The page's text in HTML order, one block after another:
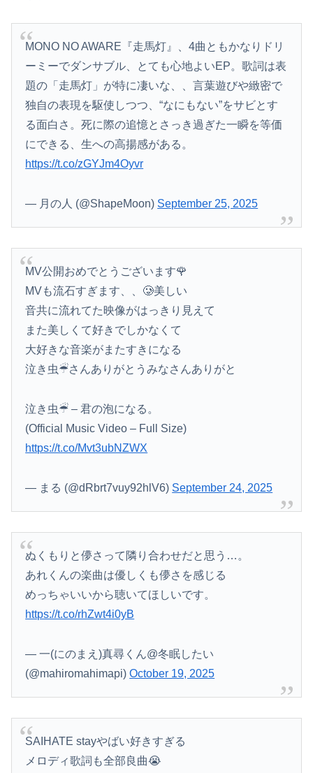
MONO NO AWARE『走馬灯』、4曲ともかなりドリ
ーミーでダンサブル、とても心地よいEP。歌詞は表
題の「走馬灯」が特に凄いな、、言葉遊びや緻密で
独自の表現を駆使しつつ、“なにもない”をサビとす
る面白さ。死に際の追憶とさっき過ぎた一瞬を等価
にできる、生への高揚感がある。
https://t.co/zGYJm4Oyvr
— 月の人 (@ShapeMoon) September 25, 2025
MV公開おめでとうございます🌹
MVも流石すぎます、、🥲美しい
音共に流れてた映像がはっきり見えて
また美しくて好きでしかなくて
大好きな音楽がまたすきになる
泣き虫☔︎さんありがとうみなさんありがと
泣き虫☔︎ – 君の泡になる。
(Official Music Video – Full Size)
https://t.co/Mvt3ubNZWX
— まる (@dRbrt7vuy92hlV6) September 24, 2025
ぬくもりと儚さって隣り合わせだと思う…。
あれくんの楽曲は優しくも儚さを感じる
めっちゃいいから聴いてほしいです。
https://t.co/rhZwt4i0yB
— 一(にのまえ)真尋くん@冬眠したい
(@mahiromahimapi)October 19, 2025
SAIHATE stayやばい好きすぎる
メロディ歌詞も全部良曲😭